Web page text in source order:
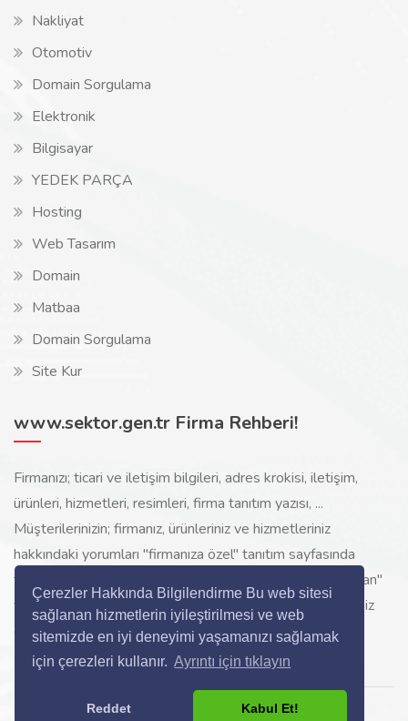
Çerezler Hakkında Bilgilendirme Bu web sitesi
sağlanan hizmetlerin iyileştirilmesi ve web
sitemizde en iyi deneyimi yaşamanızı sağlamak
için çerezleri kullanır. Ayrıntı için tıklayın
Reddet Kabul Et!
Nakliyat
Otomotiv
Domain Sorgulama
Elektronik
Bilgisayar
YEDEK PARÇA
Hosting
Web Tasarım
Domain
Matbaa
Domain Sorgulama
Site Kur
www.sektor.gen.tr Firma Rehberi!
Firmanızı; ticari ve iletişim bilgileri, adres krokisi, iletişim,
ürünleri, hizmetleri, resimleri, firma tanıtım yazısı, ...
Müşterilerinizin; firmanız, ürünleriniz ve hizmetleriniz
hakkındaki yorumları "firmanıza özel" tanıtım sayfasında
toplanarak ürünlerinizi, hizmetlerinizi, internette "sizi arayan"
yeni müşterilerinize www.sektor.gen.tr aracılığı ile ücretsiz
gösterilir.